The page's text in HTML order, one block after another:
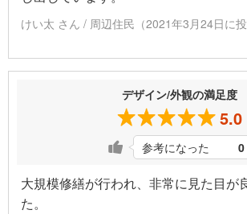
けい太 さん / 周辺住民（2021年3月24日に投
デザイン/外観の満足度
5.0
参考になった 0
大規模修繕が行われ、非常に見た目が
た。